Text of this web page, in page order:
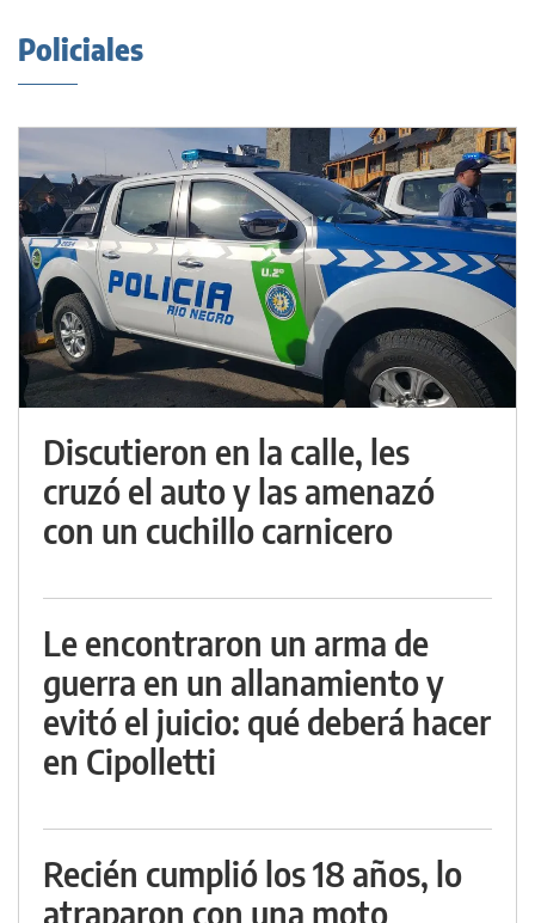
Policiales
Discutieron en la calle, les
cruzó el auto y las amenazó
con un cuchillo carnicero
Le encontraron un arma de
guerra en un allanamiento y
evitó el juicio: qué deberá hacer
en Cipolletti
Recién cumplió los 18 años, lo
atraparon con una moto